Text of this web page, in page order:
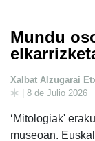
Mundu
Xalbat Alzugarai
| 8 de Julio 2026
‘Mitologiak'
museoan.